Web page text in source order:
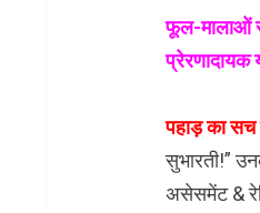
फूल-मालाओं
प्रेरणादायक
पहाड़ का सच
सुभारती!”
असेसमेंट &